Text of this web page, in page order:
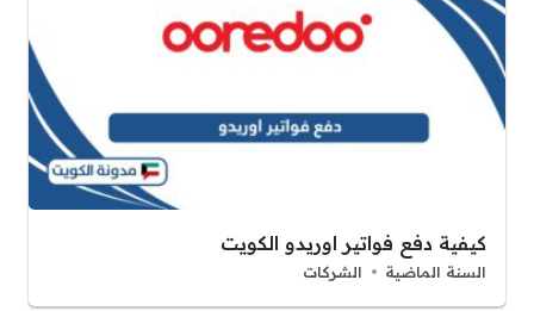
كيفية دفع فواتير اوريدو الكويت
السنة الماضية الشركات